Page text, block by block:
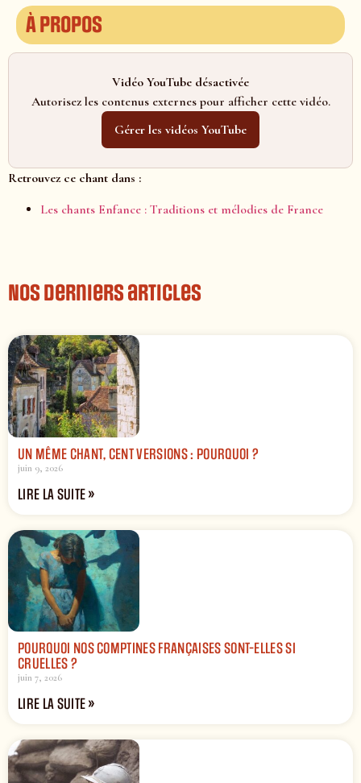
À propos
Vidéo YouTube désactivée
Autorisez les contenus externes pour afficher cette vidéo.
Gérer les vidéos YouTube
Retrouvez ce chant dans :
Les chants Enfance : Traditions et mélodies de France
Nos derniers articles
UN MÊME CHANT, CENT VERSIONS : POURQUOI ?
juin 9, 2026
LIRE LA SUITE »
POURQUOI NOS COMPTINES FRANÇAISES SONT-ELLES SI
CRUELLES ?
juin 7, 2026
LIRE LA SUITE »